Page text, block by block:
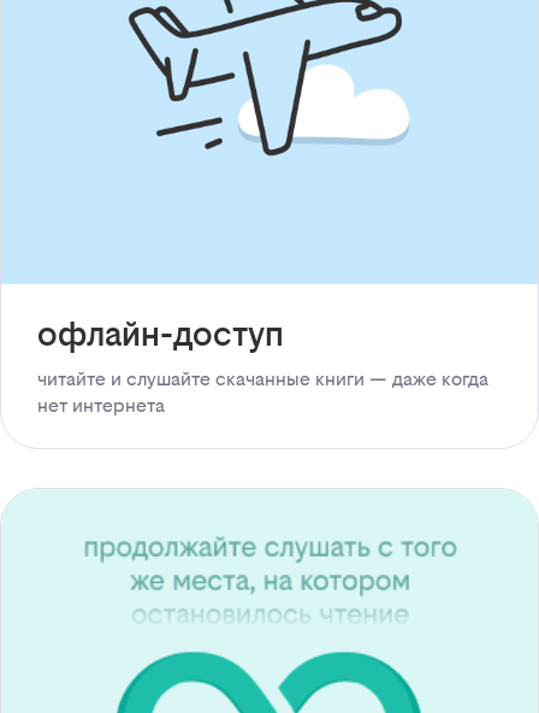
офлайн-доступ
читайте и слушайте скачанные книги — даже когда
нет интернета